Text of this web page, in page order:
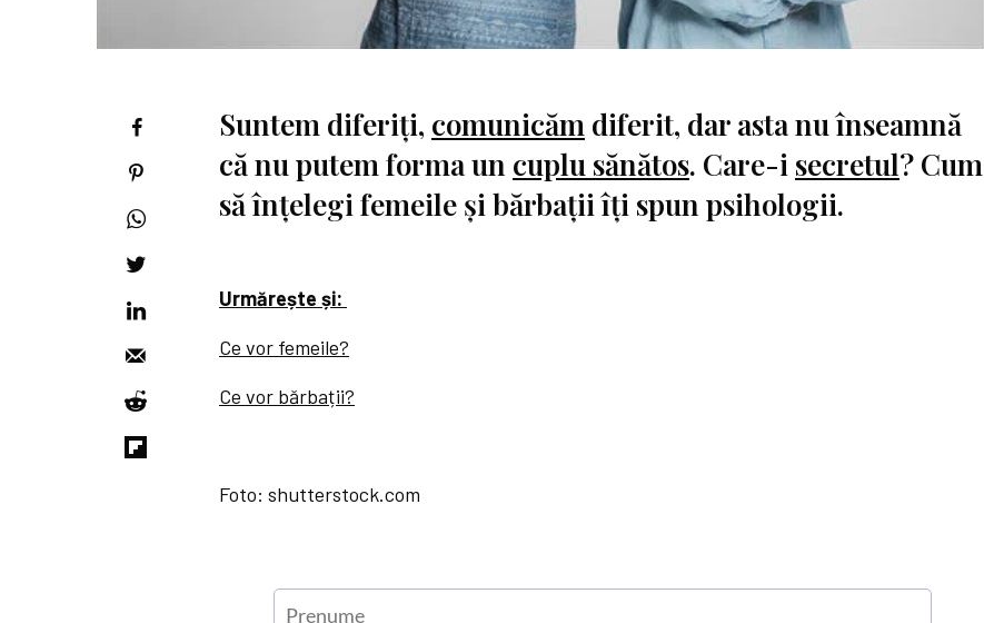
Suntem diferiți, comunicăm diferit, dar asta nu înseamnă
că nu putem forma un cuplu sănătos. Care-i secretul? Cum
să înțelegi femeile și bărbații îți spun psihologii.
Urmărește și:
Ce vor femeile?
Ce vor bărbații?
Foto: shutterstock.com